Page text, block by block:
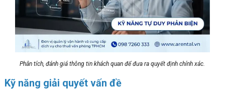
Phân tích, đánh giá thông tin khách quan để đưa ra quyết định chính xác.
Kỹ năng giải quyết vấn đề